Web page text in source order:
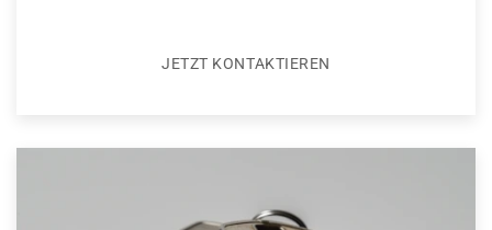
JETZT KONTAKTIEREN